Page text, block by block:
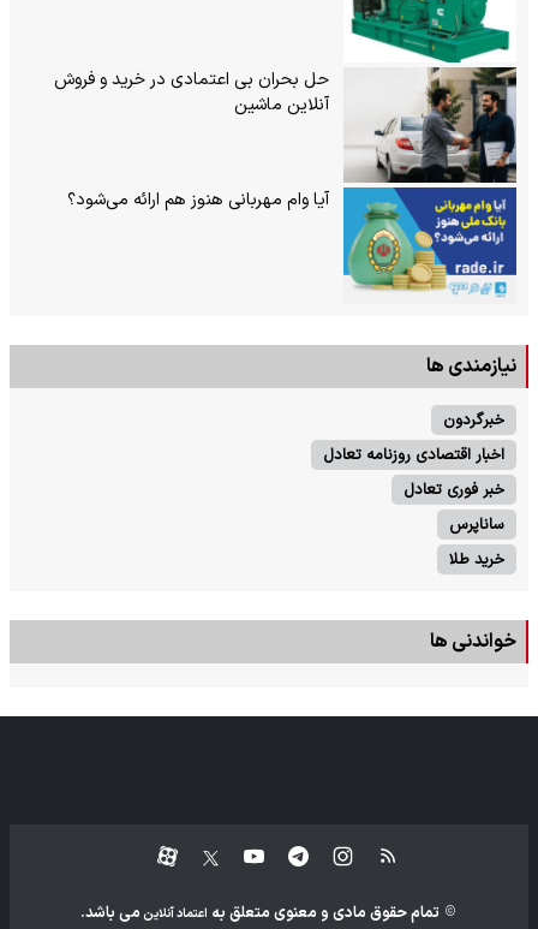
حل بحران بی‌ اعتمادی در خرید و فروش
آنلاین ماشین
آیا وام مهربانی هنوز هم ارائه می‌شود؟
نیازمندی ها
خبرگردون
اخبار اقتصادی روزنامه تعادل
خبر فوری تعادل
ساناپرس
خرید طلا
خواندنی ها
تمام حقوق مادی و معنوی متعلق به اعتماد آنلاین می باشد.